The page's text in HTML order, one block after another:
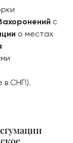
с
о местах
в СНГ!).